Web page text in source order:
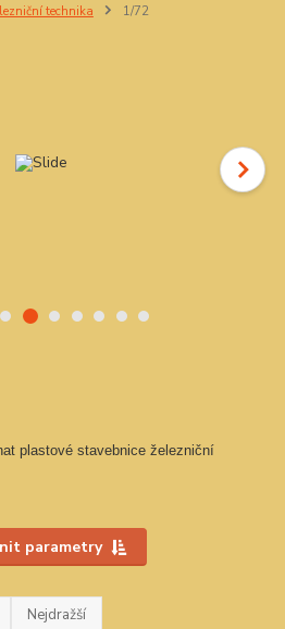
technika 1/72
plastové stavebnice železniční
parametry
Nejdražší